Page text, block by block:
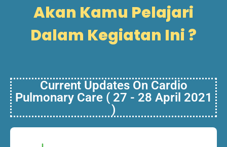
Akan Kamu Pelajari
Dalam Kegiatan Ini ?
Current Updates On Cardio
Pulmonary Care ( 27 - 28 April 2021
)